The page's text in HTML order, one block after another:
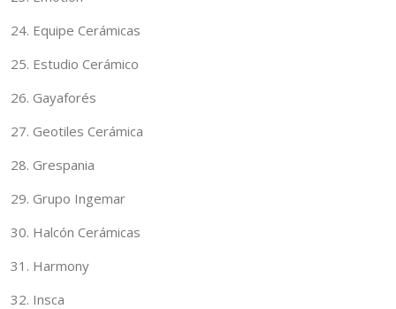
24. Equipe Cerámicas
25. Estudio Cerámico
26. Gayaforés
27. Geotiles Cerámica
28. Grespania
29. Grupo Ingemar
30. Halcón Cerámicas
31. Harmony
32. Insca